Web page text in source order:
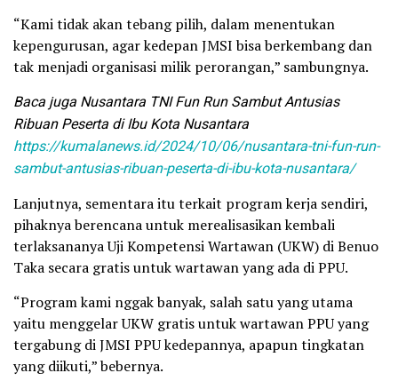
“Kami tidak akan tebang pilih, dalam menentukan
kepengurusan, agar kedepan JMSI bisa berkembang dan
tak menjadi organisasi milik perorangan,” sambungnya.
Baca juga Nusantara TNI Fun Run Sambut Antusias
Ribuan Peserta di Ibu Kota Nusantara
https://kumalanews.id/2024/10/06/nusantara-tni-fun-run-
sambut-antusias-ribuan-peserta-di-ibu-kota-nusantara/
Lanjutnya, sementara itu terkait program kerja sendiri,
pihaknya berencana untuk merealisasikan kembali
terlaksananya Uji Kompetensi Wartawan (UKW) di Benuo
Taka secara gratis untuk wartawan yang ada di PPU.
“Program kami nggak banyak, salah satu yang utama
yaitu menggelar UKW gratis untuk wartawan PPU yang
tergabung di JMSI PPU kedepannya, apapun tingkatan
yang diikuti,” bebernya.